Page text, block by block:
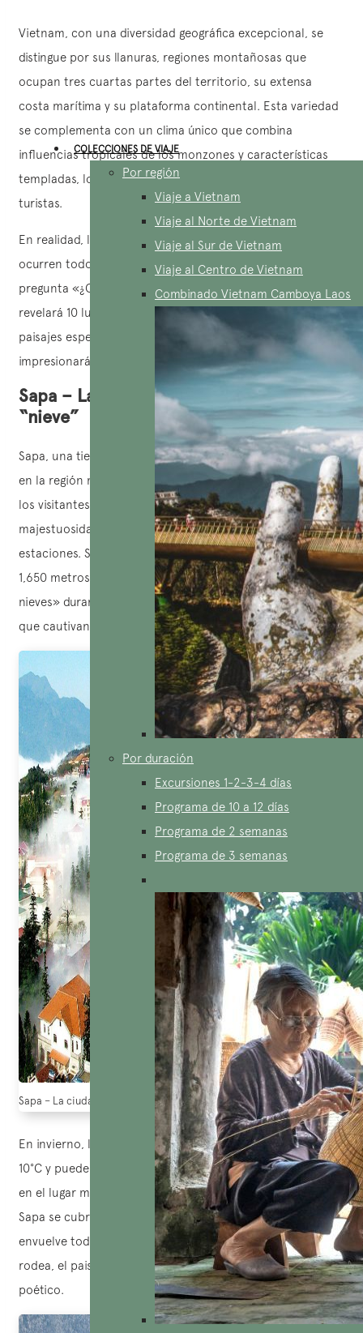
COLECCIONES DE VIAJE
Por región
Viaje a Vietnam
Viaje al Norte de Vietnam
Viaje al Sur de Vietnam
Viaje al Centro de Vietnam
Combinado Vietnam Camboya Laos
Por duración
Excursiones 1-2-3-4 días
Programa de 10 a 12 días
Programa de 2 semanas
Programa de 3 semanas
Vietnam, con una diversidad geográfica excepcional, se
distingue por sus llanuras, regiones montañosas que
ocupan tres cuartas partes del territorio, su extensa
costa marítima y su plataforma continental. Esta variedad
se complementa con un clima único que combina
influencias tropicales de los monzones y características
templadas, lo que crea un atractivo fascinante para los
turistas.
En realidad, las nevadas en Vietnam son raras y no
ocurren todos los años. Sin embargo, para responder a la
pregunta «¿Cae nieve en Vietnam?», AucoeurVietnam les
revelará 10 lugares donde ya ha nevado, ofreciendo
paisajes espectaculares que seguramente los
impresionarán.
Sapa – Lao Cai: Una alfombra gigante de
“nieve”
Sapa, una tierra famosa por su belleza salvaje y romántica
en la región montañosa del noroeste de Vietnam, ofrece a
los visitantes la oportunidad de contemplar la
majestuosidad de la naturaleza a través de las cuatro
estaciones. Situada en una meseta a una altitud de 1,500 a
1,650 metros, Sapa se transforma en la «princesa de las
nieves» durante el invierno, con un paisaje y una belleza
que cautivan los corazones.
Sapa – La ciudad brumosa (fuente: nhan dan.vn)
En invierno, la temperatura promedio en Sapa es inferior a
10°C y puede descender por debajo de 0°C, convirtiéndola
en el lugar más frío de Vietnam. Durante esta temporada,
Sapa se cubre con un manto de nieve inmaculado que
envuelve toda la ciudad. Combinado con la neblina que la
rodea, el paisaje de Sapa se torna onírico e infinitamente
poético.